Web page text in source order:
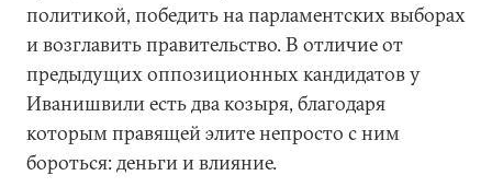
политикой, победить на парламентских выборах
и возглавить правительство. В отличие от
предыдущих оппозиционных кандидатов у
Иванишвили есть два козыря, благодаря
которым правящей элите непросто с ним
бороться: деньги и влияние.